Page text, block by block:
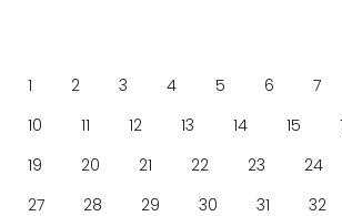
1 2 3 4 5 6 7
10
11 12 13 14 15
19
20 21 22 23 24
27
28 29 30 31 32